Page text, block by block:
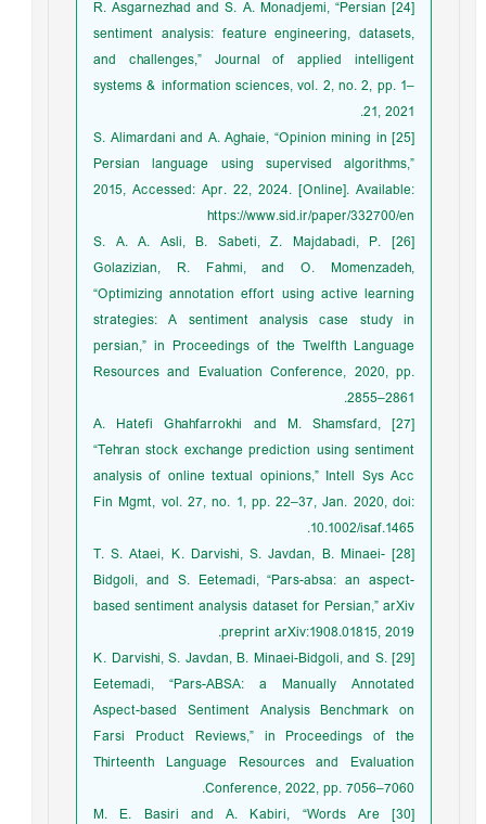
[24] R. Asgarnezhad and S. A. Monadjemi, “Persian
sentiment analysis: feature engineering, datasets,
and challenges,” Journal of applied intelligent
systems & information sciences, vol. 2, no. 2, pp. 1–
21, 2021.
[25] S. Alimardani and A. Aghaie, “Opinion mining in
Persian language using supervised algorithms,”
2015, Accessed: Apr. 22, 2024. [Online]. Available:
https://www.sid.ir/paper/332700/en
[26] S. A. A. Asli, B. Sabeti, Z. Majdabadi, P.
Golazizian, R. Fahmi, and O. Momenzadeh,
“Optimizing annotation effort using active learning
strategies: A sentiment analysis case study in
persian,” in Proceedings of the Twelfth Language
Resources and Evaluation Conference, 2020, pp.
2855–2861.
[27] A. Hatefi Ghahfarrokhi and M. Shamsfard,
“Tehran stock exchange prediction using sentiment
analysis of online textual opinions,” Intell Sys Acc
Fin Mgmt, vol. 27, no. 1, pp. 22–37, Jan. 2020, doi:
10.1002/isaf.1465.
[28] T. S. Ataei, K. Darvishi, S. Javdan, B. Minaei-
Bidgoli, and S. Eetemadi, “Pars-absa: an aspect-
based sentiment analysis dataset for Persian,” arXiv
preprint arXiv:1908.01815, 2019.
[29] K. Darvishi, S. Javdan, B. Minaei-Bidgoli, and S.
Eetemadi, “Pars-ABSA: a Manually Annotated
Aspect-based Sentiment Analysis Benchmark on
Farsi Product Reviews,” in Proceedings of the
Thirteenth Language Resources and Evaluation
Conference, 2022, pp. 7056–7060.
[30] M. E. Basiri and A. Kabiri, “Words Are